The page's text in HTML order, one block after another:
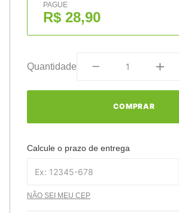
PAGUE
R$ 28,90
Quantidade
COMPRAR
Calcule o prazo de entrega
NÃO SEI MEU CEP